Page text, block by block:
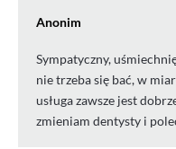
Anonim
Sympatyczny,
nie trzeba się bać, w
usługa zawsze jest
zmieniam dentysty i